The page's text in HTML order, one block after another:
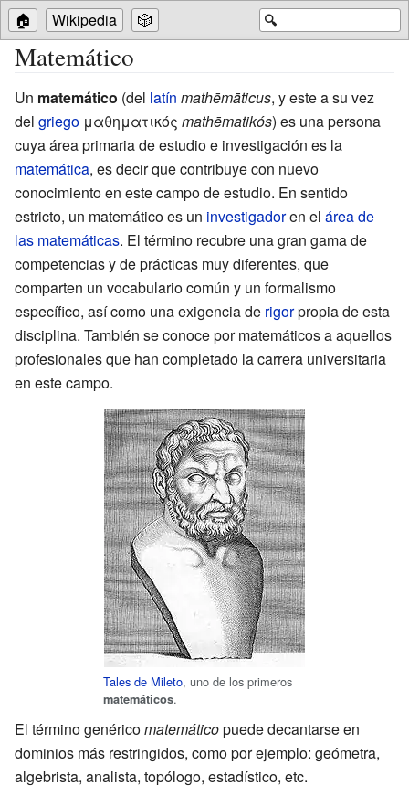
🔍
🏠 Wikipedia 🎲
Matemático
Un matemático (del latín mathēmāticus, y este a su vez
del griego μαθηματικός mathēmatikós) es una persona
cuya área primaria de estudio e investigación es la
matemática, es decir que contribuye con nuevo
conocimiento en este campo de estudio. En sentido
estricto, un matemático es un investigadoren el área de
las matemáticas. El término recubre una gran gama de
competencias y de prácticas muy diferentes, que
comparten un vocabulario común y un formalismo
específico, así como una exigencia de rigorpropia de esta
disciplina. También se conoce por matemáticos a aquellos
profesionales que han completado la carrera universitaria
en este campo.
Tales de Mileto, uno de los primeros
matemáticos.
El término genéricomatemáticopuede decantarse en
dominios más restringidos, como por ejemplo: geómetra,
algebrista, analista, topólogo, estadístico, etc.